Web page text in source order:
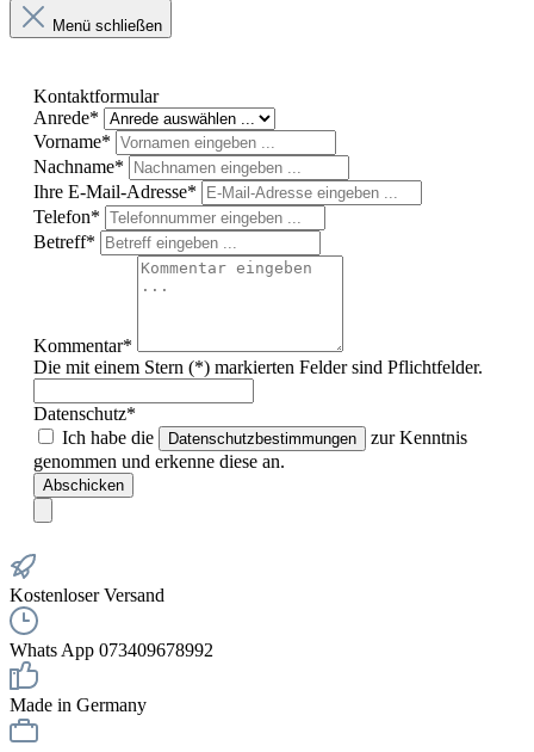
Menü schließen
Kontaktformular
Anrede*
Vorname*
Nachname*
Ihre E-Mail-Adresse*
Telefon*
Betreff*
Kommentar*
Die mit einem Stern (*) markierten Felder sind Pflichtfelder.
Datenschutz*
Ich habe die
Datenschutzbestimmungen
zur Kenntnis
genommen und erkenne diese an.
Abschicken
Kostenloser Versand
Whats App 073409678992
Made in Germany